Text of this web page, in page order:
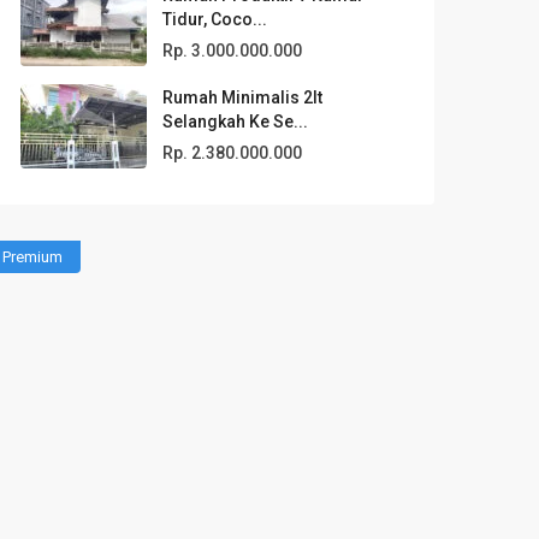
Tidur, Coco...
Rp. 3.000.000.000
Rumah Minimalis 2lt
Selangkah Ke Se...
Rp. 2.380.000.000
Premium